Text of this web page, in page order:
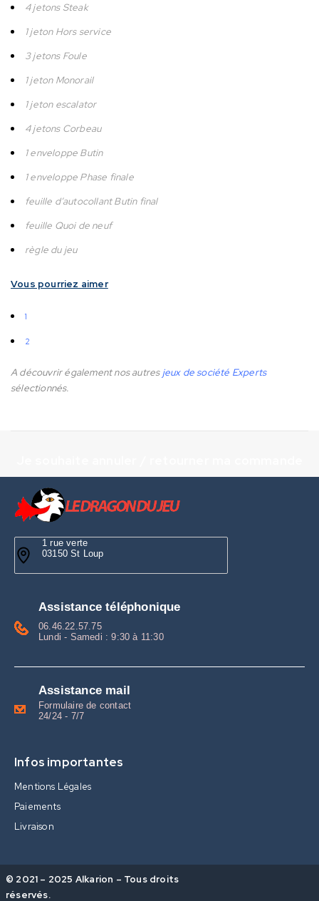
4 jetons Steak
1 jeton Hors service
3 jetons Foule
1 jeton Monorail
1 jeton escalator
4 jetons Corbeau
1 enveloppe Butin
1 enveloppe Phase finale
feuille d’autocollant Butin final
feuille Quoi de neuf
règle du jeu
Vous pourriez aimer
1
2
A découvrir également nos autresjeux de société Experts
sélectionnés.
1 rue verte
03150 St Loup
Assistance téléphonique
06.46.22.57.75
Lundi - Samedi : 9:30 à 11:30
Assistance mail
Formulaire de contact
24/24 - 7/7
Infos importantes
Mentions Légales
Paiements
Livraison
© 2021 – 2025 Alkarion – Tous droits
réservés.